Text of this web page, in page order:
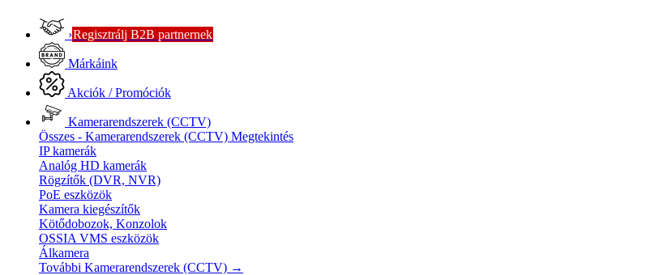
›Regisztrálj B2B partnernek
Márkáink
Akciók / Promóciók
Kamerarendszerek (CCTV)
Összes - Kamerarendszerek (CCTV) Megtekintés
IP kamerák
Analóg HD kamerák
Rögzítők (DVR, NVR)
PoE eszközök
Kamera kiegészítők
Kötődobozok, Konzolok
OSSIA VMS eszközök
Álkamera
További Kamerarendszerek (CCTV) →